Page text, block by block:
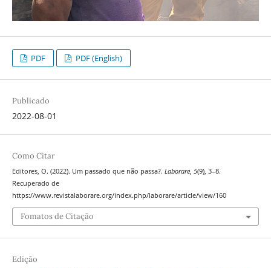
PDF PDF (English)
Publicado
2022-08-01
Como Citar
Editores, O. (2022). Um passado que não passa?. Laborare, 5(9), 3–8.
Recuperado de
https://www.revistalaborare.org/index.php/laborare/article/view/160
Fomatos de Citação
Edição